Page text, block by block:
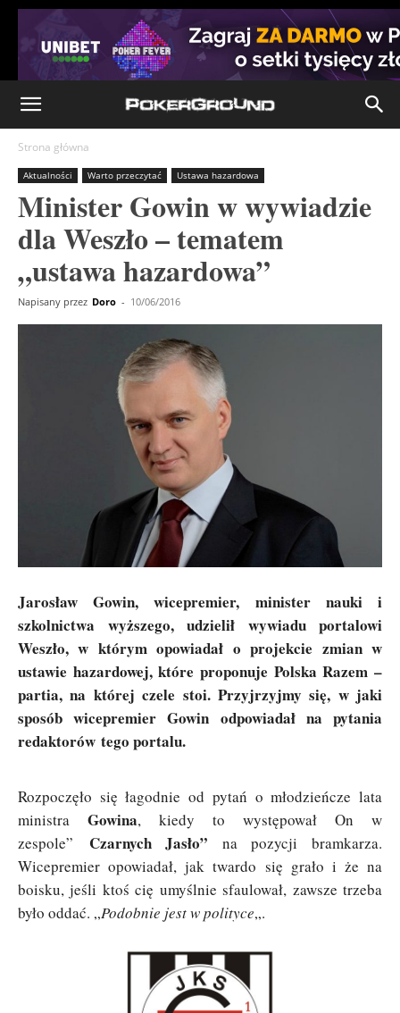
Strona główna
Aktualności Warto przeczytać Ustawa hazardowa
Minister Gowin w wywiadzie
dla Weszło – tematem
„ustawa hazardowa”
Napisany przez Doro - 10/06/2016
Jarosław Gowin, wicepremier, minister nauki i
szkolnictwa wyższego, udzielił wywiadu portalowi
Weszło, w którym opowiadał o projekcie zmian w
ustawie hazardowej, które proponuje Polska Razem –
partia, na której czele stoi. Przyjrzyjmy się, w jaki
sposób wicepremier Gowin odpowiadał na pytania
redaktorów tego portalu.
Rozpoczęło się łagodnie od pytań o młodzieńcze lata
ministra Gowina, kiedy to występował On w
zespole” Czarnych Jasło” na pozycji bramkarza.
Wicepremier opowiadał, jak twardo się grało i że na
boisku, jeśli ktoś cię umyślnie sfaulował, zawsze trzeba
było oddać. „Podobnie jest w polityce„.